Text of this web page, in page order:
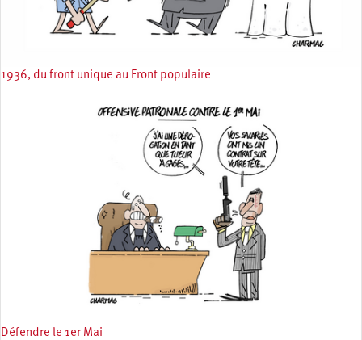
1936, du front unique au Front populaire
Défendre le 1er Mai